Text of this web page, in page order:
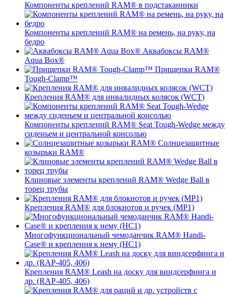
Компоненты креплений RAM® в подстаканники
Компоненты креплений RAM® на ремень, на руку, на
бедро
Аквабоксы RAM®
Aqua Box®
Прищепки RAM®
Tough-Clamp™
Крепления RAM® для инвалидных колясок (WCT)
Компоненты креплений RAM® Seat Tough-Wedge между
сиденьем и центральной консолью
Солнцезащитные
козырьки RAM®
Клиновые элементы креплений RAM® Wedge Ball в
торец трубы
Крепления RAM® для блокнотов и ручек (MP1)
Многофункциональный чемоданчик RAM® Handi-
Case® и крепления к нему (HC1)
Крепления RAM® Leash на доску для виндсерфинга и
др. (RAP-405, 406)